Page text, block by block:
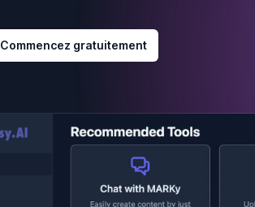
Commencez gratuitement